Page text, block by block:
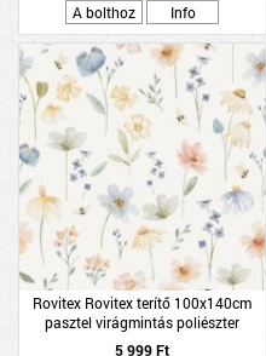
A bolthoz
Info
Rovitex Rovitex terítő 100x140cm
pasztel virágmintás poliészter
5 999 Ft